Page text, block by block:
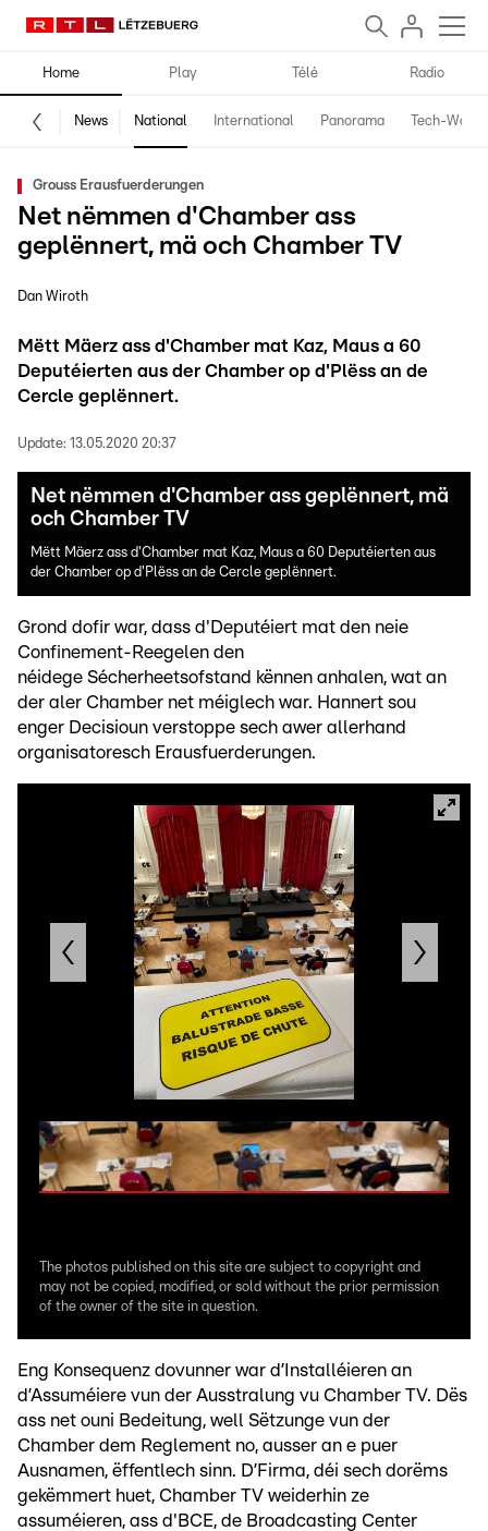
Home Play Télé Radio
News National International Panorama Tech-World
Grouss Erausfuerderungen
Net nëmmen d'Chamber ass
geplënnert, mä och Chamber TV
Dan Wiroth
Mëtt Mäerz ass d'Chamber mat Kaz, Maus a 60
Deputéierten aus der Chamber op d'Plëss an de
Cercle geplënnert.
Update: 13.05.2020 20:37
Net nëmmen d'Chamber ass geplënnert, mä
och Chamber TV
Mëtt Mäerz ass d'Chamber mat Kaz, Maus a 60 Deputéierten aus
der Chamber op d'Plëss an de Cercle geplënnert.
Grond dofir war, dass d'Deputéiert mat den neie
Confinement-Reegelen den
néidege Sécherheetsofstand kënnen anhalen, wat an
der aler Chamber net méiglech war. Hannert sou
enger Decisioun verstoppe sech awer allerhand
organisatoresch Erausfuerderungen.
The photos published on this site are subject to copyright and
may not be copied, modified, or sold without the prior permission
of the owner of the site in question.
Eng Konsequenz dovunner war d’Installéieren an
d’Assuméiere vun der Ausstralung vu Chamber TV. Dës
ass net ouni Bedeitung, well Sëtzunge vun der
Chamber dem Reglement no, ausser an e puer
Ausnamen, ëffentlech sinn. D’Firma, déi sech dorëms
gekëmmert huet, Chamber TV weiderhin ze
assuméieren, ass d'BCE, de Broadcasting Center